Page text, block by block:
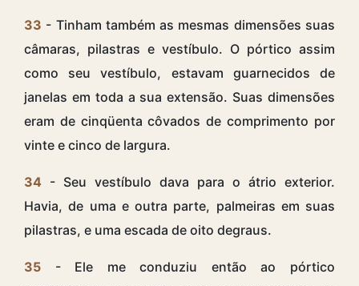
33 - Tinham também as mesmas dimensões suas
câmaras, pilastras e vestíbulo. O pórtico assim
como seu vestíbulo, estavam guarnecidos de
janelas em toda a sua extensão. Suas dimensões
eram de cinqüenta côvados de comprimento por
vinte e cinco de largura.
34 - Seu vestíbulo dava para o átrio exterior.
Havia, de uma e outra parte, palmeiras em suas
pilastras, e uma escada de oito degraus.
35 - Ele me conduziu então ao pórtico